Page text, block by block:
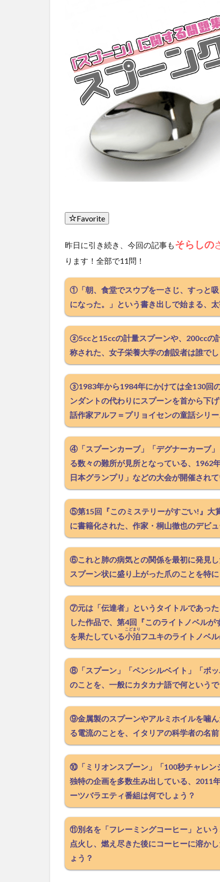
Favorite
昨日に引き続き、今回の記事もそらしの
ります！全部で11問！
①「朝、食堂でスウプを一さじ、すっと
になった。」という書き出しで始まる、
②5ccと15ccの計量スプーンや、200ccの
称された、女子栄養大学の創設者は誰で
③1983年から1984年にかけては全130回
ンダントの代わりにスプーンを首から下
話作家アルフ＝プリョイセンの童話シリ
④「スプーンカーブ」「デグナーカーブ
る数々の難所が見所となっている、1962
日本グランプリ」などの大会が開催され
⑤第15回『このミステリーがすごい!』大
に書籍化された、作家・桐山徹也のデビ
⑥これと肺の病気との関係を最初に発見
スプーン状に盛り上がった爪のことを特
⑦元は「伝達者」というタイトルであっ
した作品で、第4回『このライトノベル
を果たしている小泊
こどまり
フユキのライトノベ
⑧「スプーン」「ペンシルベイト」「ポ
のことを、一般にカタカナ語で何という
⑨金属製のスプーンやアルミホイルを噛
る電流のことを、イタリアの科学者の名
⑩「ミリオンスプーン」「100秒チャレン
独特の企画を多数生み出している、2011
ーツバラエティ番組は何でしょう？
⑪別名を「フレーミングコーヒー」とい
点火し、燃え尽きた後にコーヒーに溶か
ょう？